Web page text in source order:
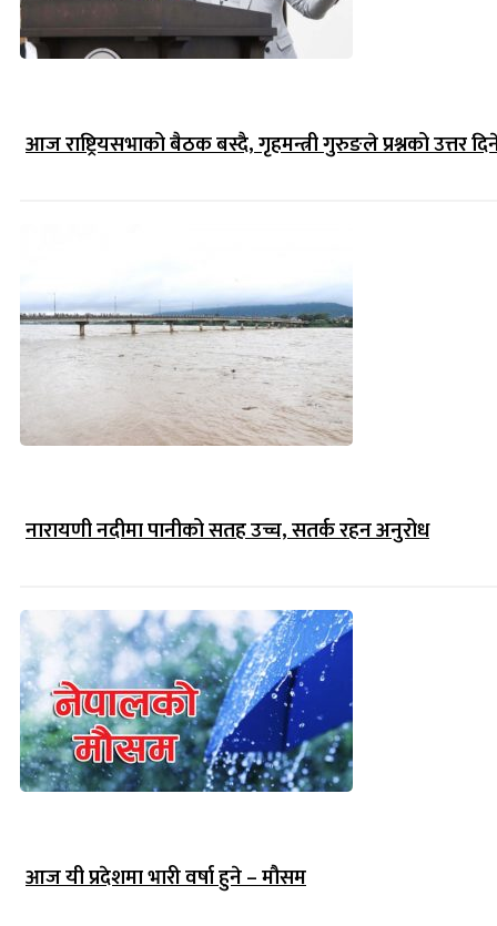
आज राष्ट्रियसभाको बैठक बस्दै, गृहमन्त्री गुरुङले प्रश्नको उत्तर
नारायणी नदीमा पानीको सतह उच्च, सतर्क रहन अनुरोध
आज यी प्रदेशमा भारी वर्षा हुने – मौसम